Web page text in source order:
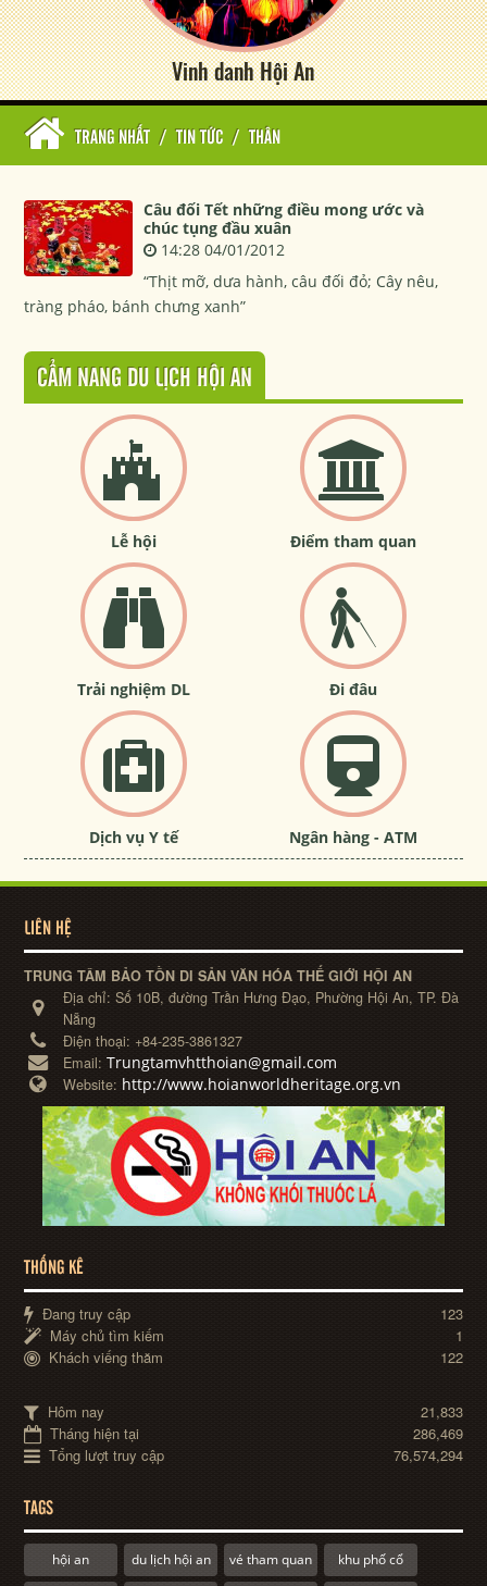
Vinh danh Hội An
TRANG NHẤT / TIN TỨC / THÂN
Câu đối Tết những điều mong ước và
chúc tụng đầu xuân
14:28 04/01/2012
“Thịt mỡ, dưa hành, câu đối đỏ; Cây nêu,
tràng pháo, bánh chưng xanh”
CẨM NANG DU LỊCH HỘI AN
Lễ hội Điểm tham quan
Trải nghiệm DL Đi đâu
Dịch vụ Y tế Ngân hàng - ATM
LIÊN HỆ
TRUNG TÂM BẢO TỒN DI SẢN VĂN HÓA THẾ GIỚI HỘI AN
Địa chỉ:Số 10B, đường Trần Hưng Đạo, Phường Hội An, TP. Đà
Nẵng
Điện thoại: +84-235-3861327
Email:Trungtamvhtthoian@gmail.com
Website: http://www.hoianworldheritage.org.vn
THỐNG KÊ
Đang truy cập
123
Máy chủ tìm kiếm
1
Khách viếng thăm
122
Hôm nay
21,833
Tháng hiện tại
286,469
Tổng lượt truy cập
76,574,294
TAGS
hội an du lịch hội an vé tham quan khu phố cổ